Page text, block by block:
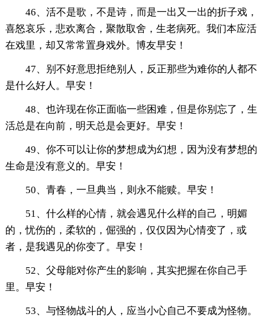
46、活不是歌，不是诗，而是一出又一出的折子戏，
喜怒哀乐，悲欢离合，聚散取舍，生老病死。我们本应活
在戏里，却又常常置身戏外。博友早安！
47、别不好意思拒绝别人，反正那些为难你的人都不
是什么好人。早安！
48、也许现在你正面临一些困难，但是你别忘了，生
活总是在向前，明天总是会更好。早安！
49、你不可以让你的梦想成为幻想，因为没有梦想的
生命是没有意义的。早安！
50、青春，一旦典当，则永不能赎。早安！
51、什么样的心情，就会遇见什么样的自己，明媚
的，忧伤的，柔软的，倔强的，仅仅因为心情变了，或
者，是我遇见的你变了。早安！
52、父母能对你产生的影响，其实把握在你自己手
里。早安！
53、与怪物战斗的人，应当小心自己不要成为怪物。